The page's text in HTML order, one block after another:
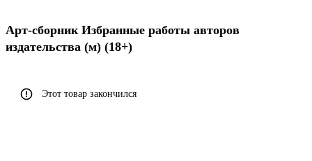
Арт-сборник Избранные работы авторов
издательства (м) (18+)
Этот товар закончился